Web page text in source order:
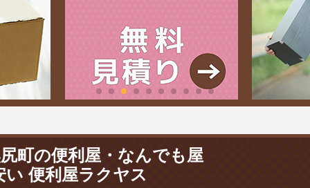
町の便利屋・なんでも屋
い 便利屋ラクヤス